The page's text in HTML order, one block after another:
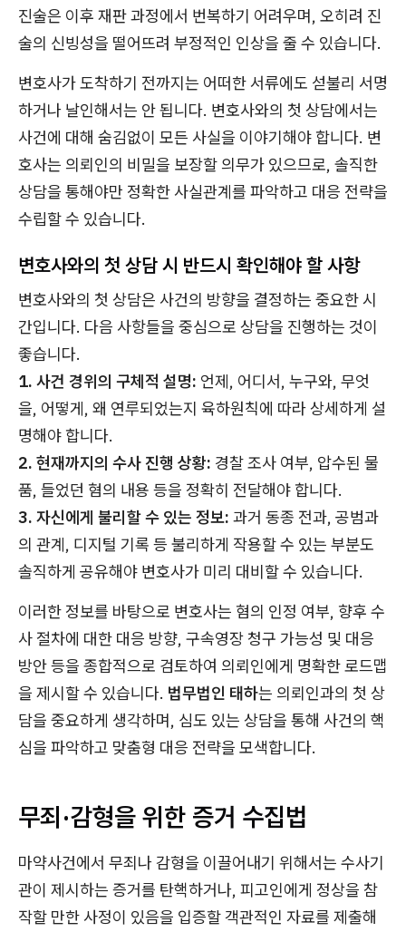
진술은 이후 재판 과정에서 번복하기 어려우며, 오히려 진
술의 신빙성을 떨어뜨려 부정적인 인상을 줄 수 있습니다.
변호사가 도착하기 전까지는 어떠한 서류에도 섣불리 서명
하거나 날인해서는 안 됩니다. 변호사와의 첫 상담에서는
사건에 대해 숨김없이 모든 사실을 이야기해야 합니다. 변
호사는 의뢰인의 비밀을 보장할 의무가 있으므로, 솔직한
상담을 통해야만 정확한 사실관계를 파악하고 대응 전략을
수립할 수 있습니다.
변호사와의 첫 상담 시 반드시 확인해야 할 사항
변호사와의 첫 상담은 사건의 방향을 결정하는 중요한 시
간입니다. 다음 사항들을 중심으로 상담을 진행하는 것이
좋습니다.
1. 사건 경위의 구체적 설명: 언제, 어디서, 누구와, 무엇
을, 어떻게, 왜 연루되었는지 육하원칙에 따라 상세하게 설
명해야 합니다.
2. 현재까지의 수사 진행 상황: 경찰 조사 여부, 압수된 물
품, 들었던 혐의 내용 등을 정확히 전달해야 합니다.
3. 자신에게 불리할 수 있는 정보: 과거 동종 전과, 공범과
의 관계, 디지털 기록 등 불리하게 작용할 수 있는 부분도
솔직하게 공유해야 변호사가 미리 대비할 수 있습니다.
이러한 정보를 바탕으로 변호사는 혐의 인정 여부, 향후 수
사 절차에 대한 대응 방향, 구속영장 청구 가능성 및 대응
방안 등을 종합적으로 검토하여 의뢰인에게 명확한 로드맵
을 제시할 수 있습니다. 법무법인 태하는 의뢰인과의 첫 상
담을 중요하게 생각하며, 심도 있는 상담을 통해 사건의 핵
심을 파악하고 맞춤형 대응 전략을 모색합니다.
무죄·감형을 위한 증거 수집법
마약사건에서 무죄나 감형을 이끌어내기 위해서는 수사기
관이 제시하는 증거를 탄핵하거나, 피고인에게 정상을 참
작할 만한 사정이 있음을 입증할 객관적인 자료를 제출해